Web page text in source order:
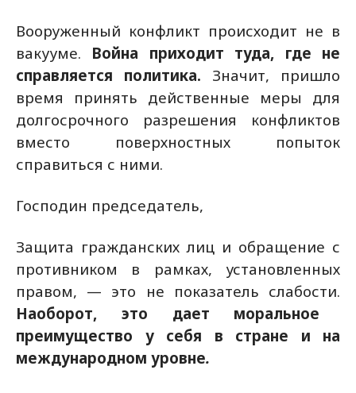
Вооруженный конфликт происходит не в
вакууме. Война приходит туда, где не
справляется политика. Значит, пришло
время принять действенные меры для
долгосрочного разрешения конфликтов
вместо поверхностных попыток
справиться с ними.
Господин председатель,
Защита гражданских лиц и обращение с
противником в рамках, установленных
правом, — это не показатель слабости.
Наоборот, это дает моральное
преимущество у себя в стране и на
международном уровне.